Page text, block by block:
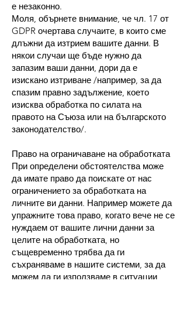
е незаконно.
Моля, обърнете внимание, че чл. 17 от
GDPR очертава случаите, в които сме
длъжни да изтрием вашите данни. В
някои случаи ще бъде нужно да
запазим ваши данни, дори да е
изискано изтриване /например, за да
спазим правно задължение, което
изисква обработка по силата на
правото на Съюза или на българското
законодателство/.
Право на ограничаване на обработката
При определени обстоятелства може
да имате право да поискате от нас
ограничението за обработката на
личните ви данни. Например можете да
упражните това право, когато вече не се
нуждаем от вашите лични данни за
целите на обработката, но
същевременно трябва да ги
съхраняваме в нашите системи, за да
можем да ги използваме в ситуации